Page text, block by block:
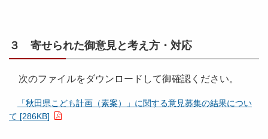
３ 寄せられた御意見と考え方・対応
次のファイルをダウンロードして御確認ください。
「秋田県こども計画（素案）」に関する意見募集の結果につい
て [286KB]